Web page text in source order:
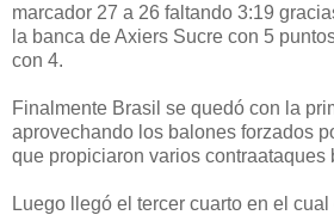
marcador 27 a 26 faltando 3:19
la banca de Axiers Sucre con 5
con 4.
Finalmente Brasil se quedó con la
aprovechando los balones forzados
que propiciaron varios contraataques
Luego llegó el tercer cuarto en el